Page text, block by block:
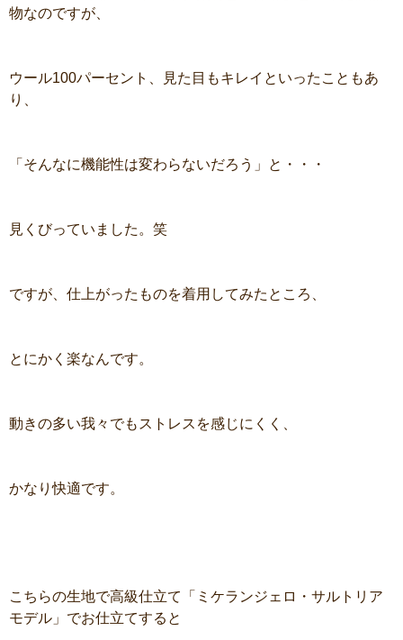
物なのですが、
ウール100パーセント、見た目もキレイといったこともあ
り、
「そんなに機能性は変わらないだろう」と・・・
見くびっていました。笑
ですが、仕上がったものを着用してみたところ、
とにかく楽なんです。
動きの多い我々でもストレスを感じにくく、
かなり快適です。
こちらの生地で高級仕立て「ミケランジェロ・サルトリア
モデル」でお仕立てすると